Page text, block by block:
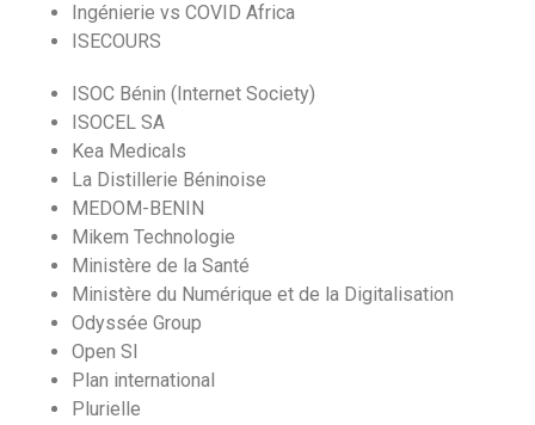
Ingénierie vs COVID Africa
ISECOURS
ISOC Bénin (Internet Society)
ISOCEL SA
Kea Medicals
La Distillerie Béninoise
MEDOM-BENIN
Mikem Technologie
Ministère de la Santé
Ministère du Numérique et de la Digitalisation
Odyssée Group
Open SI
Plan international
Plurielle